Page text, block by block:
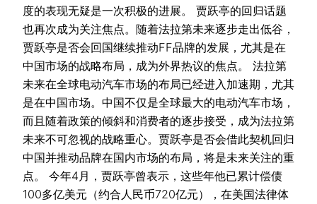
度的表现无疑是一次积极的进展。 贾跃亭的回归话题
也再次成为关注焦点。随着法拉第未来逐步走出低谷，
贾跃亭是否会回国继续推动FF品牌的发展，尤其是在
中国市场的战略布局，成为外界热议的焦点。 法拉第
未来在全球电动汽车市场的布局已经进入加速期，尤其
是在中国市场。中国不仅是全球最大的电动汽车市场，
而且随着政策的倾斜和消费者的逐步接受，成为法拉第
未来不可忽视的战略重心。贾跃亭是否会借此契机回归
中国并推动品牌在国内市场的布局，将是未来关注的重
点。 今年4月，贾跃亭曾表示，这些年他已累计偿债
100多亿美元（约合人民币720亿元），在美国法律体